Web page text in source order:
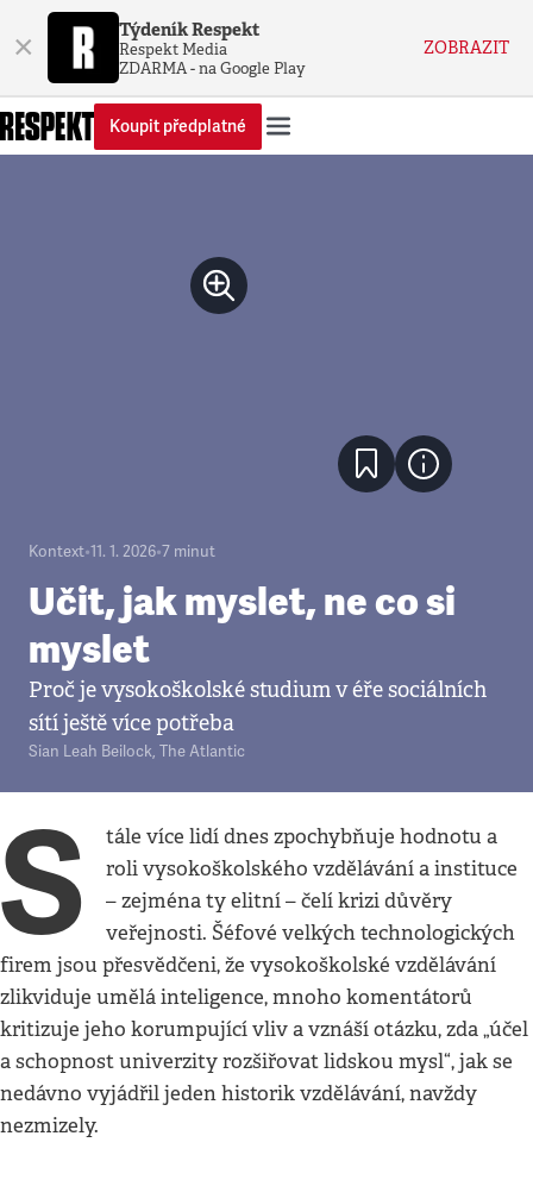
× Týdeník Respekt
Respekt Media
ZDARMA - na Google Play
ZOBRAZIT
Koupit předplatné
Kontext•11. 1. 2026•7 minut
Učit, jak myslet, ne co si
myslet
Proč je vysokoškolské studium v éře sociálních
sítí ještě více potřeba
Sian Leah Beilock, The Atlantic
S
tále více lidí dnes zpochybňuje hodnotu a
roli vysokoškolského vzdělávání a instituce
– zejména ty elitní – čelí krizi důvěry
veřejnosti. Šéfové velkých technologických
firem jsou přesvědčeni, že vysokoškolské vzdělávání
zlikviduje umělá inteligence, mnoho komentátorů
kritizuje jeho korumpující vliv a vznáší otázku, zda „účel
a schopnost univerzity rozšiřovat lidskou mysl“, jak se
nedávno vyjádřil jeden historik vzdělávání, navždy
nezmizely.